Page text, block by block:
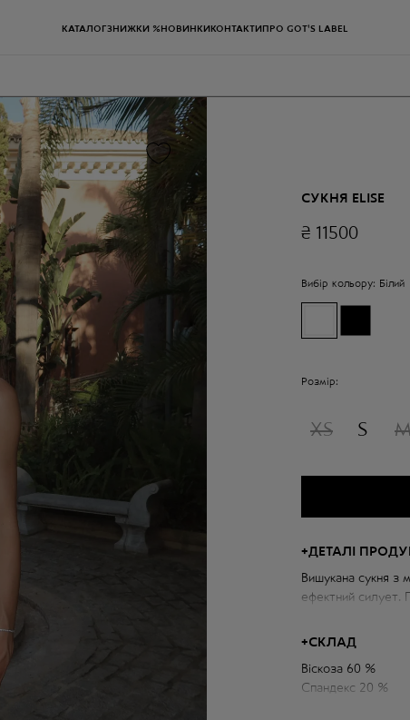
КАТАЛОГЗНИЖКИ % НОВИНКИКОНТАКТИПРО GOT'S LABEL
СУКНЯ ELISE
₴ 11500
Вибір кольору: Білий
Розмір:
XS S
+ДЕТАЛІ
Вишукана сукня з
ефектний силует.
Декоративна
Поєднання
+СКЛАД
Віскоза 60 %
Спандекс 20 %